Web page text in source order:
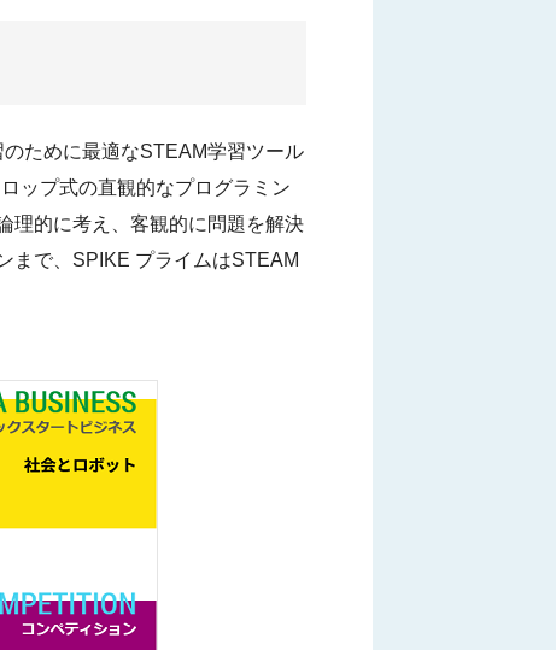
ために最適なSTEAM学習ツール
ップ式の直観的なプログラミン
理的に考え、客観的に問題を解決
まで、SPIKE プライムはSTEAM